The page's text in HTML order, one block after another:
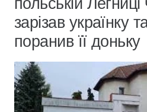
зарізав українку
поранив її доньку